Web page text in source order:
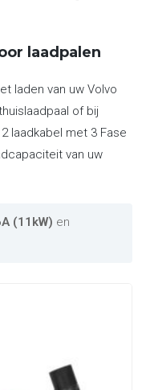
laadpalen
laden van uw Volvo
of bij
laadkabel met 3 Fase
van uw
(11kW) en